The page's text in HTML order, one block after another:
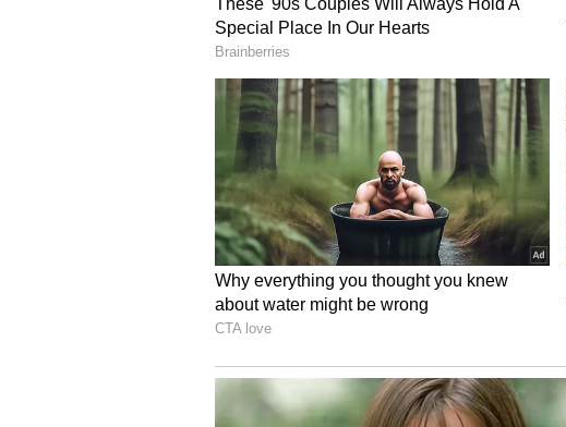
Image Credit :Asianet News
ఆ కుటుంబానికి ఆర్థిక సాయం
పరామర్శ సమయంలో నిరంజన్ కుటుంబ ఆర్థిక
తోడ్పాటుగా క్యాంటీన్ ఏర్పాటు చేసుకునేందుకు
కుటుంబానికి అండగా ఉంటానని భరోసా ఇవ్వడంతో